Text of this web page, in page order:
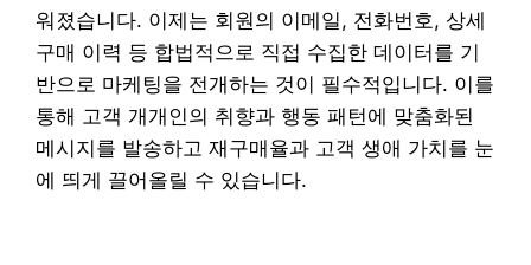
워졌습니다. 이제는 회원의 이메일, 전화번호, 상세
구매 이력 등 합법적으로 직접 수집한 데이터를 기
반으로 마케팅을 전개하는 것이 필수적입니다. 이를
통해 고객 개개인의 취향과 행동 패턴에 맞춤화된
메시지를 발송하고 재구매율과 고객 생애 가치를 눈
에 띄게 끌어올릴 수 있습니다.